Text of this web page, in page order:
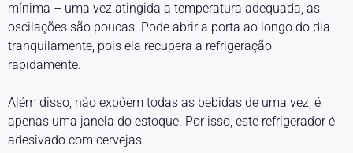
mínima – uma vez atingida a temperatura adequada, as
oscilações são poucas. Pode abrir a porta ao longo do dia
tranquilamente, pois ela recupera a refrigeração
rapidamente.
Além disso, não expõem todas as bebidas de uma vez, é
apenas uma janela do estoque. Por isso, este refrigerador é
adesivado com cervejas.